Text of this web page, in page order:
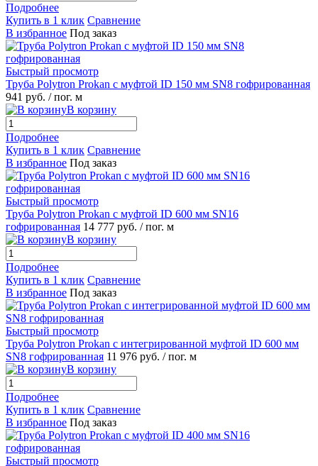
Подробнее
Купить в 1 клик Сравнение
В избранное Под заказ
Быстрый просмотр
Труба Polytron Prokan с муфтой ID 150 мм SN8 гофрированная
941 руб. / пог. м
В корзину
Подробнее
Купить в 1 клик Сравнение
В избранное Под заказ
Быстрый просмотр
Труба Polytron Prokan с муфтой ID 600 мм SN16
гофрированная 14 777 руб. / пог. м
В корзину
Подробнее
Купить в 1 клик Сравнение
В избранное Под заказ
Быстрый просмотр
Труба Polytron Prokan с интегрированной муфтой ID 600 мм
SN8 гофрированная 11 976 руб. / пог. м
В корзину
Подробнее
Купить в 1 клик Сравнение
В избранное Под заказ
Быстрый просмотр